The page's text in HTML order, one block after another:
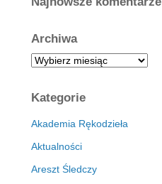
Archiwa
A
h
i
a
Kategorie
Akademia Rękodzieła
Aktualności
Areszt Śledczy